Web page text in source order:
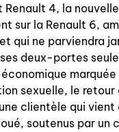
4, la
sur la Renault 6,
qui ne parviendra
ses deux-portes
sexuelle, le retour
clientèle qui vient
soutenus par un